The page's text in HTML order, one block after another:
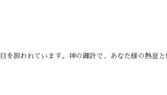
担われています。神の御許で、あなた様の熱意